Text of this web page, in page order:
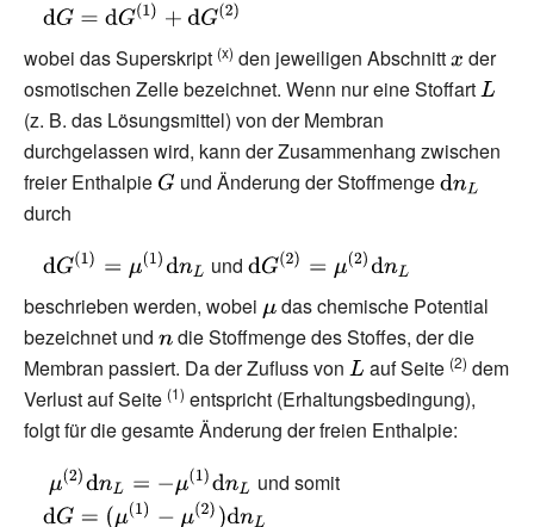
{\displaystyle
\mathrm {d}
G=\mathrm {d}
G^{(1)}+\mathrm
{d} G^{(2)}\ }
wobei das Superskript (x) den jeweiligen Abschnitt
x}
der
osmotischen Zelle bezeichnet. Wenn nur eine Stoffart
(z. B. das Lösungsmittel) von der Membran
durchgelassen wird, kann der Zusammenhang zwischen
freier Enthalpie {\displaystyle
und Änderung der Stoffmenge
durch
{\displaystyle
\mathrm {d}
G^{(1)}=\mu
^{(1)}\mathrm
{d} n_{L}}
und {\displaystyle
\mathrm {d}
G^{(2)}=\mu
^{(2)}\mathrm
{d} n_{L}}
beschrieben werden, wobei {\displaystyle
\mu }
das chemische Potential
bezeichnet und {\displaystyle
n}
die Stoffmenge des Stoffes, der die
Membran passiert. Da der Zufluss von {\displaystyle
L}
auf Seite (2) dem
Verlust auf Seite (1) entspricht (Erhaltungsbedingung),
folgt für die gesamte Änderung der freien Enthalpie:
{\displaystyle
\ \mu
und somit